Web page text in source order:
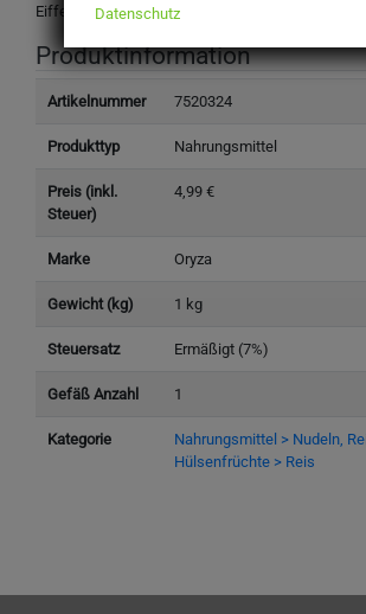
Eiffestrasse 585, 20537 Hamburg
Produktinformation
Artikelnummer 7520324
Produkttyp Nahrungsmittel
Preis (inkl.
Steuer)
4,99 €
Marke Oryza
Gewicht (kg) 1 kg
Steuersatz Ermäßigt (7%)
Gefäß Anzahl 1
Kategorie
Nahrungsmittel > Nudeln,
Hülsenfrüchte > Reis
Datenschutz